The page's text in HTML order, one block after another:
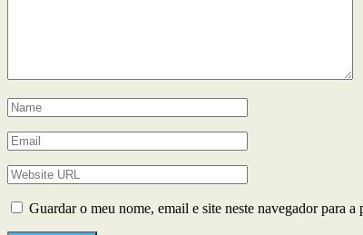
Guardar o meu nome, email e site neste navegador para